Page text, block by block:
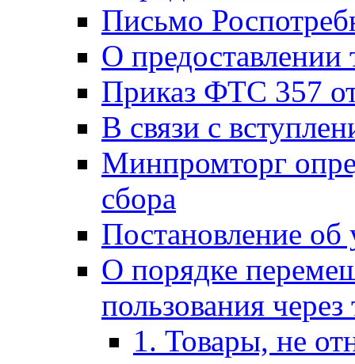
Письмо
О
Приказ ФТС 357
В связи с
Минпромторг
сбора
Постановление об
О порядке
пользования
1. Товары, не